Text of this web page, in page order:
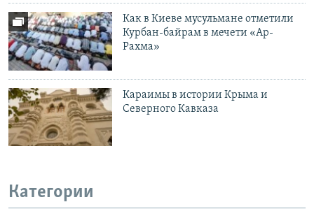
Как в Киеве мусульмане отметили
Курбан-байрам в мечети «Ар-
Рахма»
Караимы в истории Крыма и
Северного Кавказа
Категории